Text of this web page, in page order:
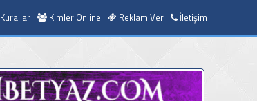
Kurallar Kimler Online Reklam Ver İletişim